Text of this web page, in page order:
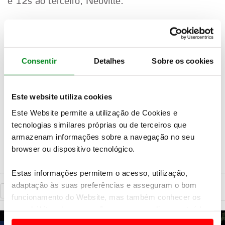
Consentir Detalhes Sobre os cookies
Este website utiliza cookies
Este Website permite a utilização de Cookies e
tecnologias similares próprias ou de terceiros que
armazenam informações sobre a navegação no seu
browser ou dispositivo tecnológico.
Estas informações permitem o acesso, utilização,
adaptação às suas preferências e asseguram o bom
funcionamento do Website, mas também conhecer os
e anúncios de modo a promover produtos e/ou serviços.
Ogier foram a segunda passagem por Amarante,
onde o piloto da Toyota foi o mais rápido e
ganhou mais 4,1s a Tänak; e a primeira
passagem por Cabeceiras de Basto, no domingo
concorrência e colocou a diferença para Tänak em
18,1s. A partir daí, Ogier entrou em modo de
gestão e pareceu ter sempre as operações sob
controlo.
Voltar